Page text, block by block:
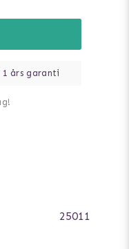
1 års garanti
25011